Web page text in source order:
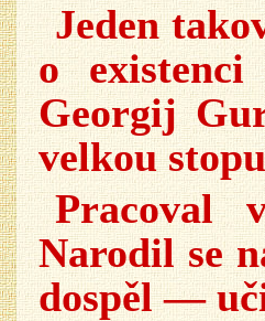
Jeden
o
Georgij
velkou
Pracoval
Narodil se
dospěl —